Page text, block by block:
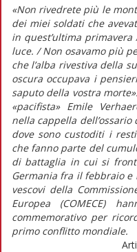
«Non rivedrete più le
dei miei soldati che
in quest’ultima
luce. / Non osavamo più
che l’alba rivestiva della
oscura occupava i
saputo della vostra
«pacifista» Emile
nella cappella dell’ossario
dove sono custoditi i
che fanno parte del
di battaglia in cui si
Germania fra il febbraio
vescovi della
Europea (COMECE)
commemorativo per
primo conflitto mondiale.